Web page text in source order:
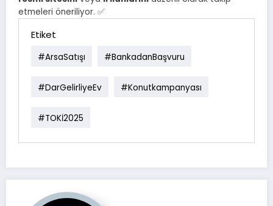
etmeleri öneriliyor. ✅
Etiket
#ArsaSatışı #BankadanBaşvuru
#darGelirliyeEv #konutkampanyası
#TOKİ2025